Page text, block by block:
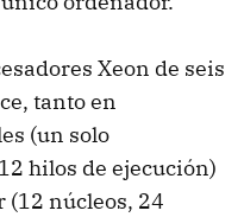
Xeon de seis
tanto en
(un solo
hilos de ejecución)
(12 núcleos, 24